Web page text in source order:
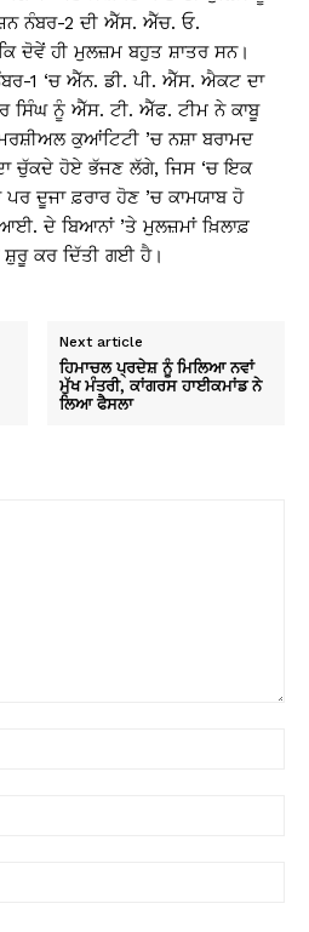
ਨੰਬਰ-2 ਦੀ ਐੱਸ. ਐੱਚ. ਓ.
ਦੋਵੇਂ ਹੀ ਮੁਲਜ਼ਮ ਬਹੁਤ ਸ਼ਾਤਰ ਸਨ।
1 ‘ਚ ਐੱਨ. ਡੀ. ਪੀ. ਐੱਸ. ਐਕਟ ਦਾ
ਸਿੰਘ ਨੂੰ ਐੱਸ. ਟੀ. ਐੱਫ. ਟੀਮ ਨੇ ਕਾਬੂ
ਕੁਆਂਟਿਟੀ ’ਚ ਨਸ਼ਾ ਬਰਾਮਦ
ਚੁੱਕਦੇ ਹੋਏ ਭੱਜਣ ਲੱਗੇ, ਜਿਸ ‘ਚ ਇਕ
ਦੂਜਾ ਫ਼ਰਾਰ ਹੋਣ ’ਚ ਕਾਮਯਾਬ ਹੋ
ਦੇ ਬਿਆਨਾਂ ’ਤੇ ਮੁਲਜ਼ਮਾਂ ਖ਼ਿਲਾਫ਼
ਸ਼ੁਰੂ ਕਰ ਦਿੱਤੀ ਗਈ ਹੈ।
Next article
ਹਿਮਾਚਲ ਪ੍ਰਦੇਸ਼ ਨੂੰ ਮਿਲਿਆ ਨਵਾਂ
ਮੁੱਖ ਮੰਤਰੀ, ਕਾਂਗਰਸ ਹਾਈਕਮਾਂਡ ਨੇ
ਲਿਆ ਫੈਸਲਾ